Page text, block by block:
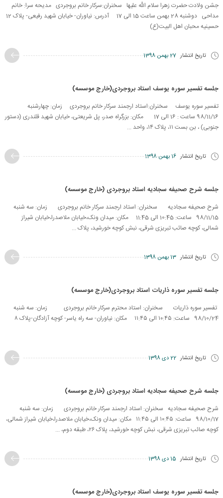
جشن ولادت حضرت زهرا سلام الله علیها سخنران:سرکار خانم بروجردی مدیحه سرا: خانم
مداحی دوشنبه 28 بهمن ساعت 15 الی 17 آدرس: نیاوران- خیابان شهید رفیعی- پلاک 12
حسینیه محبان اهل البیت(ع)
تاریخ انتشار 27 بهمن 1398
جلسه تفسیر سوره یوسف استاد بروجردی(خارج موسسه)
تفسیر سوره یوسف سخنران:استاد ارجمند سرکار خانم بروجردی زمان: چهارشنبه
98/11/16 ساعت : 16 الی 17 مکان: بزرگراه صدر، پل شریعتی، خیابان شهید قلندری (دستور
جنوبی) ، بن بست ۱۱، پلاک ۱۴، واحد ...
تاریخ انتشار 16 بهمن 1398
جلسه شرح صحیفه سجادیه استاد بروجردی (خارج موسسه)
شرح صحیفه سجادیه سخنران: استاد ارجمند سرکار خانم بروجردی زمان: سه شنبه
98/11/15 ساعت: 10:45 الی 11:45 مکان: میدان ونک،خیابان ملاصدرا،خیابان شیراز
شمالی، کوچه صائب تبریزی شرقی، نبش کوچه خورشید، پلاک ...
تاریخ انتشار 13 بهمن 1398
جلسه تفسیر سوره ذاریات استاد بروجردی(خارج موسسه)
تفسیر سوره ذاریات سخنران: استاد محترم سرکار خانم بروجردی زمان: سه شنبه
98/10/24 ساعت: ۱۰:۴۵ الی ۱۱:۴۵ مکان: نیاوران- سه راه یاسر- کوچه آزادگان-پلاک ۸
تاریخ انتشار 22 دی 1398
جلسه شرح صحیفه سجادیه استاد بروجردی (خارج موسسه)
شرح صحیفه سجادیه سخنران: استاد ارجمند سرکار خانم بروجردی زمان: سه شنبه
98/10/17 ساعت: ۱۰:۴۵ الی ۱۱:۴۵ مکان: میدان ونک،خیابان ملاصدرا،خیابان شیراز شمالی،
کوچه صائب تبریزی شرقی، نبش کوچه خورشید، پلاک ۲۶، طبقه دوم، ...
تاریخ انتشار 15 دی 1398
جلسه تفسیر سوره یوسف استاد بروجردی(خارج موسسه)